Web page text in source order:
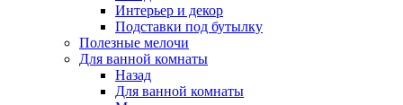
Интерьер и декор
Подставки под бутылку
Полезные мелочи
Для ванной комнаты
Назад
Для ванной комнаты